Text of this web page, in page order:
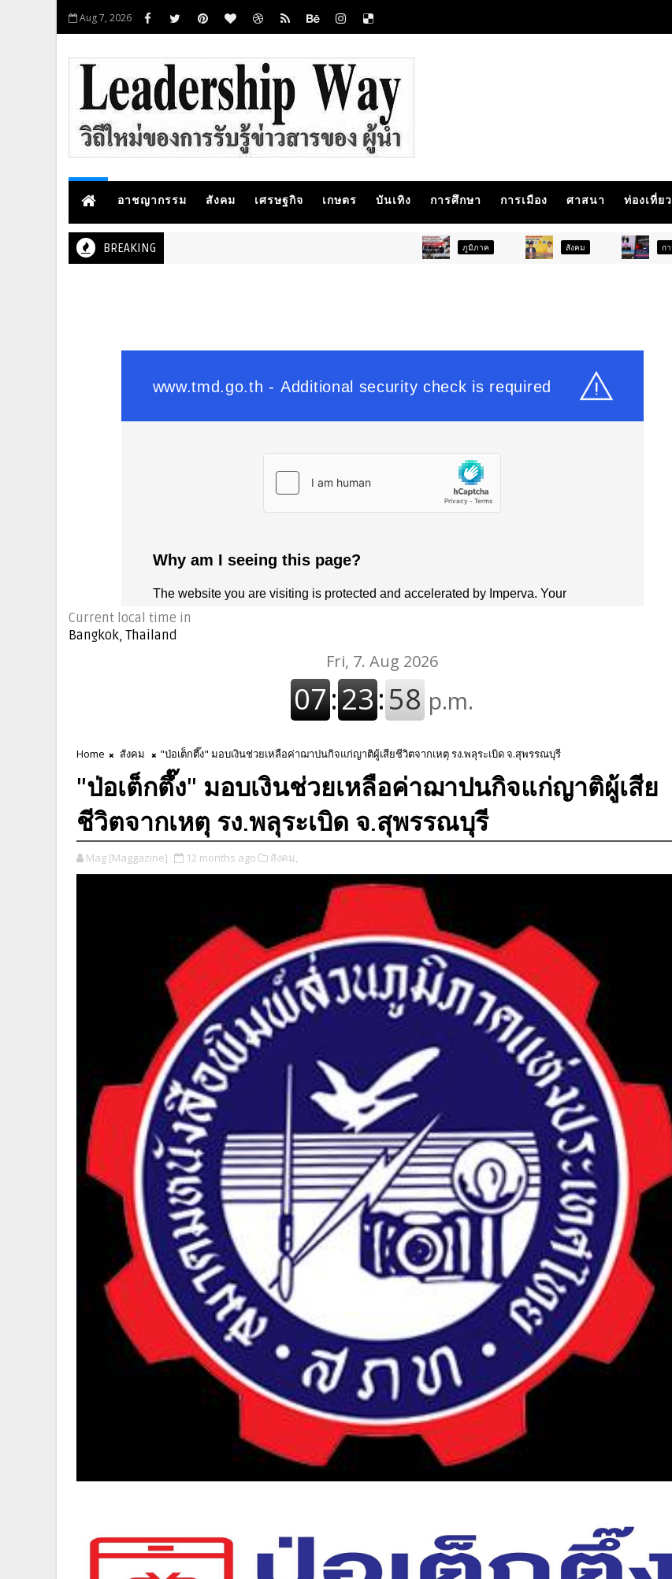
Aug 7, 2026
อาชญากรรม สังคม เศรษฐกิจ เกษตร บันเทิง การศึกษา การเมือง ศาสนา ท่องเที่ยว
BREAKING สังคม การศึกษา
Current local time in
Bangkok, Thailand
Home สังคม "ป่อเต็กตึ๊ง" มอบเงินช่วยเหลือค่าฌาปนกิจแก่ญาติผู้เสียชีวิตจากเหตุ รง.พลุระเบิด จ.สุพรรณบุรี
"ป่อเต็กตึ๊ง" มอบเงินช่วยเหลือค่าฌาปนกิจแก่ญาติผู้เสีย
ชีวิตจากเหตุ รง.พลุระเบิด จ.สุพรรณบุรี
Mag [Maggazine] 12 months ago สังคม,